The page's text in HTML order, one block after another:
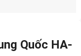
Quốc HA-